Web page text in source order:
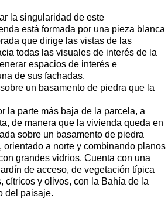
la singularidad de este
está formada por una pieza blanca
que dirige las vistas de las
todas las visuales de interés de la
espacios de interés e
de sus fachadas.
un basamento de piedra que la
la parte más baja de la parcela, a
de manera que la vivienda queda en
sobre un basamento de piedra
orientado a norte y combinando planos
grandes vidrios. Cuenta con una
de acceso, de vegetación típica
cítricos y olivos, con la Bahía de la
del paisaje.